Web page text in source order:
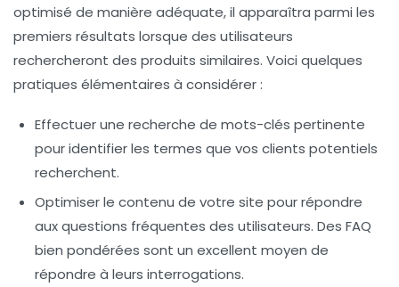
optimisé de manière adéquate, il apparaîtra parmi les
premiers résultats lorsque des utilisateurs
rechercheront des produits similaires. Voici quelques
pratiques élémentaires à considérer :
Effectuer une recherche de mots-clés pertinente
pour identifier les termes que vos clients potentiels
recherchent.
Optimiser le contenu de votre site pour répondre
aux questions fréquentes des utilisateurs. Des FAQ
bien pondérées sont un excellent moyen de
répondre à leurs interrogations.